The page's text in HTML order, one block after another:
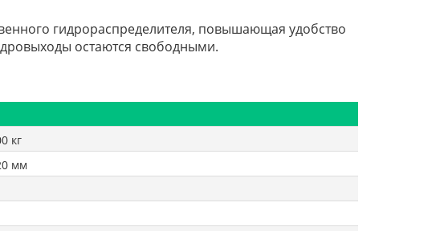
гидрораспределителя, повышающая удобство
остаются свободными.
кг
мм